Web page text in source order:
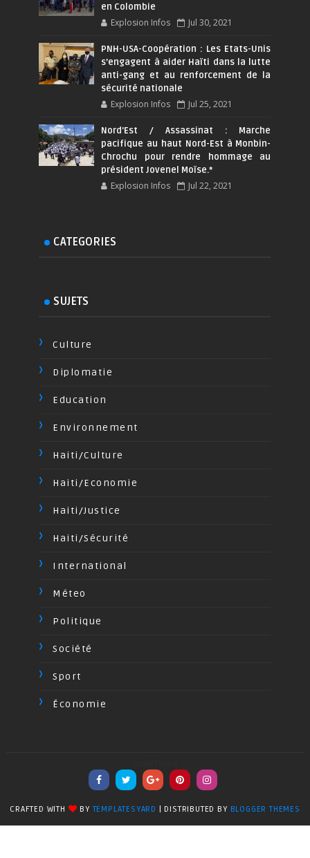
en Colombie
Explosion Infos Jul 30, 2021
PNH-USA-Coopération : Les Etats-Unis
s’engagent à aider Haïti dans la lutte
anti-gang et au renforcement de la
sécurité nationale
Explosion Infos Jul 25, 2021
Nord'Est / Assassinat : Marche
pacifique au haut Nord-Est à Monbin-
Chrochu pour rendre hommage au
président Jovenel Moïse.*
Explosion Infos Jul 22, 2021
CATEGORIES
SUJETS
Culture
Diplomatie
Education
Environnement
Haiti/Culture
Haiti/Economie
Haiti/Justice
Haiti/Sécurité
International
Méteo
Politique
Société
Sport
Économie
CRAFTED WITH BYTEMPLATESYARD | DISTRIBUTED BY BLOGGER THEMES